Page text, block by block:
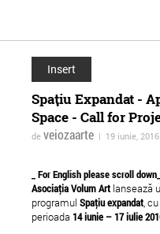
Insert
Spaţiu Expandat -
Space - Call for
de veiozaarte | 19 iunie,
_ For English please scroll down_
Asociaţia Volum Artlansează
programul Spaţiu expandat,
perioada 14 iunie – 17 iulie